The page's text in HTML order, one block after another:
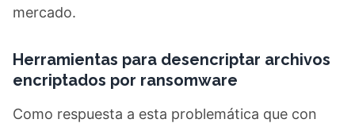
mercado.
Herramientas para desencriptar archivos
encriptados por ransomware
Como respuesta a esta problemática que con